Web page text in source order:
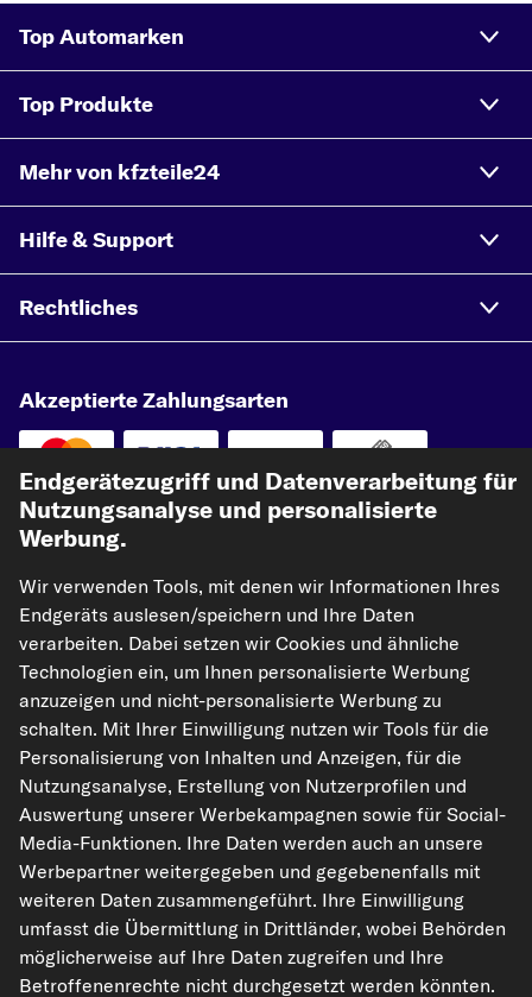
Top Automarken
Top Produkte
Mehr von kfzteile24
Hilfe & Support
Rechtliches
Akzeptierte Zahlungsarten
Vorkasse
Unsere Versandpartner
kfzteile24.de carpardoo.nl
carpardoo.fr
carpardoo.dk
Die hier dargestellten Daten, insbesondere die gesamte Datenbank, dürfen
nicht vervielfältigt werden. Die Vervielfältigung und Verbreitung der Daten und
der Datenbank ohne vorherige Einwilligung von TecAlliance und/oder die
Einbeziehung Dritter in solche Aktivitäten ist streng verboten. Jegliche
unautorisierte Nutzung von Inhalten stellt eine Verletzung des Urheberrechts
Endgerätezugriff und Datenverarbeitung für
Nutzungsanalyse und personalisierte
Werbung.
Wir verwenden Tools, mit denen wir Informationen Ihres
Endgeräts auslesen/speichern und Ihre Daten
verarbeiten. Dabei setzen wir Cookies und ähnliche
Technologien ein, um Ihnen personalisierte Werbung
anzuzeigen und nicht-personalisierte Werbung zu
schalten. Mit Ihrer Einwilligung nutzen wir Tools für die
Personalisierung von Inhalten und Anzeigen, für die
Nutzungsanalyse, Erstellung von Nutzerprofilen und
Auswertung unserer Werbekampagnen sowie für Social-
Media-Funktionen. Ihre Daten werden auch an unsere
Werbepartner weitergegeben und gegebenenfalls mit
weiteren Daten zusammengeführt. Ihre Einwilligung
umfasst die Übermittlung in Drittländer, wobei Behörden
möglicherweise auf Ihre Daten zugreifen und Ihre
Betroffenenrechte nicht durchgesetzt werden könnten.